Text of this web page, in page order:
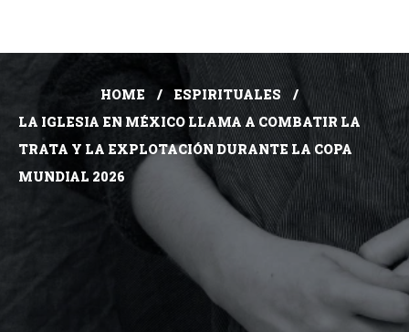
HOME
ESPIRITUALES
LA IGLESIA EN MÉXICO LLAMA A COMBATIR LA
TRATA Y LA EXPLOTACIÓN DURANTE LA COPA
MUNDIAL 2026